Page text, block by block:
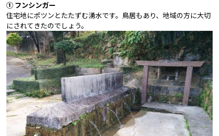
① フンシンガー
住宅地にポツンとたたずむ湧水です。 鳥居もあり、地域の方に大切
にされてきたのでしょう。